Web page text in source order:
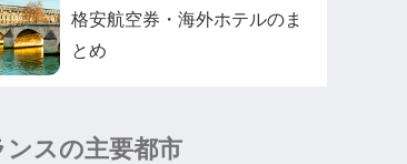
格安航空券・海外ホテルのま
とめ
ンスの主要都市